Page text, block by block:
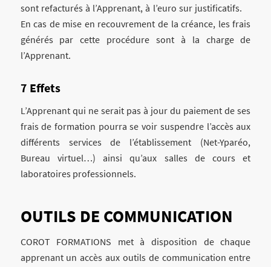
sont refacturés à l’Apprenant, à l’euro sur justificatifs.
En cas de mise en recouvrement de la créance, les frais
générés par cette procédure sont à la charge de
l’Apprenant.
Effets
L’Apprenant qui ne serait pas à jour du paiement de ses
frais de formation pourra se voir suspendre l’accès aux
différents services de l’établissement (Net-Yparéo,
Bureau virtuel…) ainsi qu’aux salles de cours et
laboratoires professionnels.
OUTILS DE COMMUNICATION
COROT FORMATIONS met à disposition de chaque
apprenant un accès aux outils de communication entre